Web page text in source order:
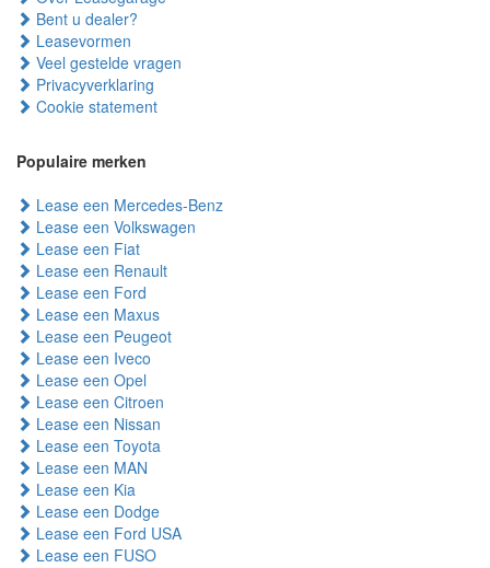
Bent u dealer?
Leasevormen
Veel gestelde vragen
Privacyverklaring
Cookie statement
Populaire merken
Lease een Mercedes-Benz
Lease een Volkswagen
Lease een Fiat
Lease een Renault
Lease een Ford
Lease een Maxus
Lease een Peugeot
Lease een Iveco
Lease een Opel
Lease een Citroen
Lease een Nissan
Lease een Toyota
Lease een MAN
Lease een Kia
Lease een Dodge
Lease een Ford USA
Lease een FUSO